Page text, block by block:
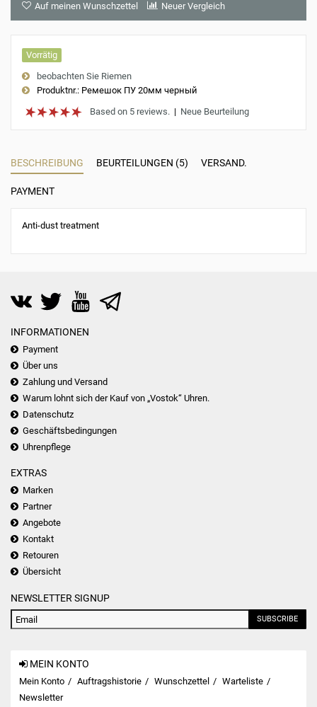
Auf meinen Wunschzettel Neuer Vergleich
Vorrätig
beobachten Sie Riemen
Produktnr.: Ремешок ПУ 20мм черный
Based on 5 reviews. | Neue Beurteilung
BESCHREIBUNG BEURTEILUNGEN (5) VERSAND.
PAYMENT
Anti-dust treatment
INFORMATIONEN
Payment
Über uns
Zahlung und Versand
Warum lohnt sich der Kauf von „Vostok“ Uhren.
Datenschutz
Geschäftsbedingungen
Uhrenpflege
EXTRAS
Marken
Partner
Angebote
Kontakt
Retouren
Übersicht
NEWSLETTER SIGNUP
SUBSCRIBE
MEIN KONTO
Mein Konto Auftragshistorie Wunschzettel
Warteliste
Newsletter